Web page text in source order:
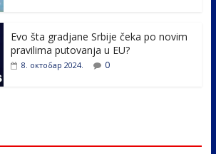
Evo šta gradjane Srbije čeka po novim
pravilima putovanja u EU?
8. октобар 2024. 0